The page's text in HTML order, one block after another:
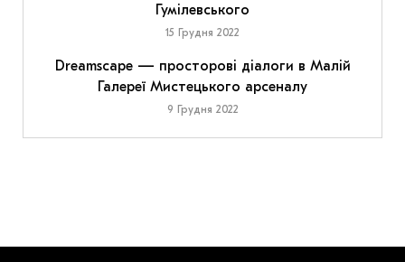
Гумілевського
15 Грудня 2022
Dreamscape — просторові діалоги в Малій
Галереї Мистецького арсеналу
9 Грудня 2022